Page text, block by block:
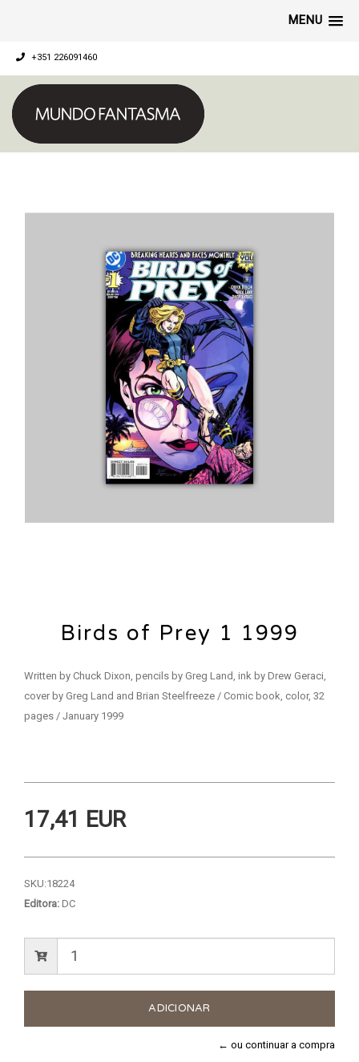
MENU
+351 226091460
Birds of Prey 1 1999
Written by Chuck Dixon, pencils by Greg Land, ink by Drew Geraci,
cover by Greg Land and Brian Steelfreeze / Comic book, color, 32
pages / January 1999
17,41 EUR
SKU:18224
Editora: DC
← ou continuar a compra